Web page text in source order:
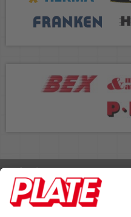
Rufen Sie uns an 04298 401-0
Lieferbedingungen Impressum